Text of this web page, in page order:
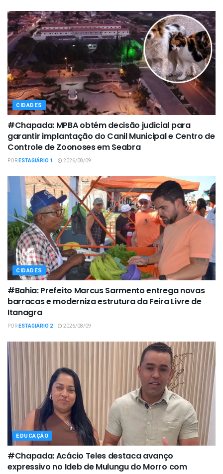
CIDADES
#Chapada: MPBA obtém decisão judicial para
garantir implantação do Canil Municipal e Centro de
Controle de Zoonoses em Seabra
PORESTAGIÁRIO 1 2026/08/09
CIDADES
#Bahia: Prefeito Marcus Sarmento entrega novas
barracas e moderniza estrutura da Feira Livre de
Itanagra
PORESTAGIÁRIO 2 2026/08/09
EDUCAÇÃO
#Chapada: Acácio Teles destaca avanço
expressivo no Ideb de Mulungu do Morro com